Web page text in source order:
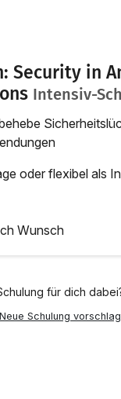
Security in
Intensiv-
oder flexibel als
Wunsch
für dich
Neue Schulung